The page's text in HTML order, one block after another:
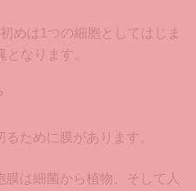
めは1つの細胞としてはじま
なります。
ために膜があります。
は細菌から植物、そして人